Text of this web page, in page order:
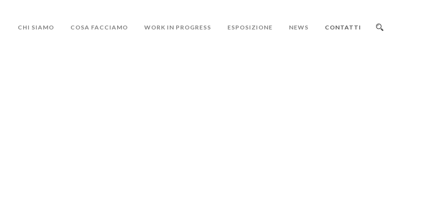
CHI SIAMO COSA FACCIAMO WORK IN PROGRESS ESPOSIZIONE NEWS CONTATTI